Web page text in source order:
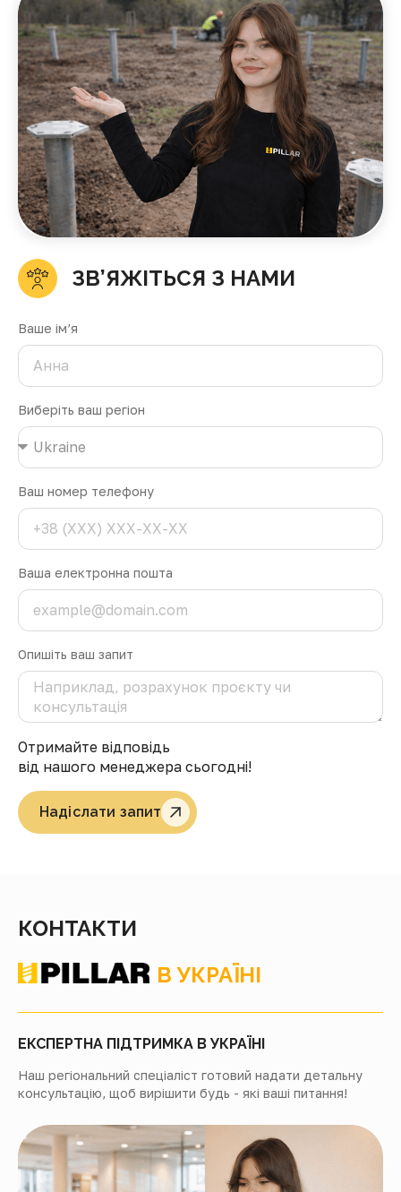
ЗВ’ЯЖІТЬСЯ З НАМИ
Ваше ім’я
Виберіть ваш регіон
Ваш номер телефону
Ваша електронна пошта
Опишіть ваш запит
Отримайте відповідь
від нашого менеджера сьогодні!
Надіслати запит
КОНТАКТИ
В УКРАЇНІ
ЕКСПЕРТНА ПІДТРИМКА В УКРАЇНІ
Наш регіональний спеціаліст готовий надати детальну
консультацію, щоб вирішити будь - які ваші питання!